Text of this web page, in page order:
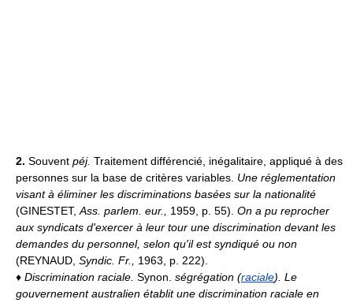
2. Souvent péj. Traitement différencié, inégalitaire, appliqué à des
personnes sur la base de critères variables. Une réglementation
visant à éliminer les discriminations basées sur la nationalité
(GINESTET,Ass. parlem. eur., 1959, p. 55). On a pu reprocher
aux syndicats d'exercer à leur tour une discrimination devant les
demandes du personnel, selon qu'il est syndiqué ou non
(REYNAUD, Syndic. Fr., 1963, p. 222).
♦ Discrimination raciale. Synon. ségrégation (raciale). Le
gouvernement australien établit une discrimination raciale en